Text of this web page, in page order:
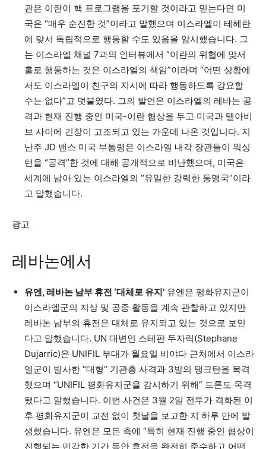
관은 이란이 핵 프로그램을 포기할 것이라고 믿는다면 미
국은 “매우 순진한 것”이라고 말했으며 이스라엘이 테헤란
에 맞서 독립적으로 행동할 수도 있음을 암시했습니다. 그
는 이스라엘 채널 7과의 인터뷰에서 “이란의 위협에 맞서
홀로 행동하는 것은 이스라엘의 책임”이라며 “어떤 상황에
서도 이스라엘이 친구의 지시에 따라 행동하도록 강요할
수는 없다”고 덧붙였다. 그의 발언은 이스라엘의 레바논 공
격과 현재 진행 중인 미국-이란 협상을 두고 미국과 텔아비
브 사이에 긴장이 고조되고 있는 가운데 나온 것입니다. 지
난주 JD 밴스 미국 부통령은 이스라엘 내각 장관들이 워싱
턴을 “공격”한 것에 대해 공개적으로 비난했으며, 미국은
세계에 남아 있는 이스라엘의 “유일한 강력한 동맹국”이라
고 말했습니다.
광고
레바논에서
유엔, 레바논 남부 휴전 ‘대체로 유지’ 유엔은 평화유지군이
이스라엘군의 지상 및 공중 활동을 계속 관찰하고 있지만
레바논 남부의 휴전은 대체로 유지되고 있는 것으로 보인
다고 말했습니다. UN 대변인 스테판 두자릭(Stephane
Dujarric)은 UNIFIL 부대가 월요일 비야다 근처에서 이스라
엘군이 발사한 “대형” 기관총 사격과 3발의 탱크탄을 목격
했으며 “UNIFIL 평화유지군을 감시하기 위해” 드론도 목격
됐다고 말했습니다. 이번 사건은 3월 2일 전투가 격화된 이
후 평화유지군이 교전 없이 첫날을 보고한 지 하루 만에 발
생했습니다. 유엔은 모든 측에 “특히 현재 진행 중인 협상이
진행되는 민감한 기간 동안 휴전을 완전히 준수하고 어떤